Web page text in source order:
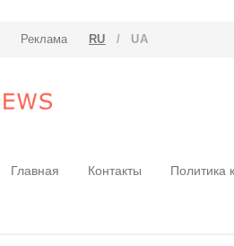
Реклама RU / UA
Главная Контакты Политика